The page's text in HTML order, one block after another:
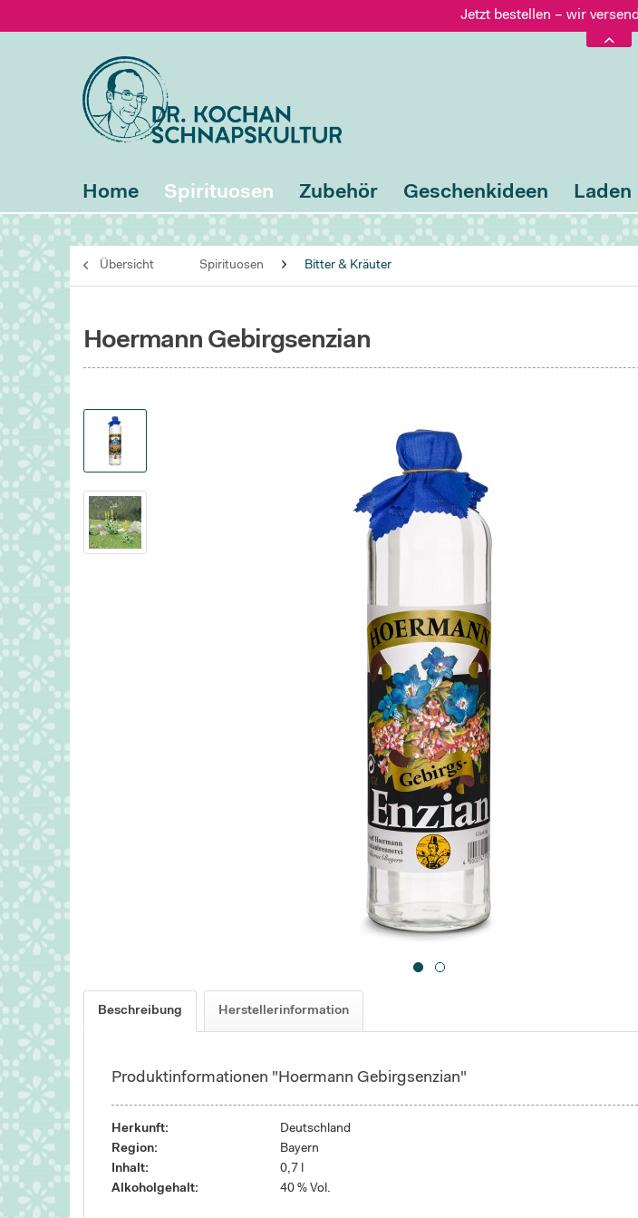
Jetzt bestellen – wir
Versand nur 5,60 €, gratis
Jetzt bestellen – wir
Home Spirituosen Zubehör Geschenkideen Laden
Übersicht Spirituosen Bitter & Kräuter
Hoermann Gebirgsenzian
Beschreibung Herstellerinformation
Produktinformationen "Hoermann Gebirgsenzian"
Herkunft:
Deutschland
Region:
Bayern
Inhalt:
0,7 l
Alkoholgehalt:
40 % Vol.